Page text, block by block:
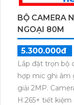
BỘ CAMERA
NGOẠI 80M
5.300.000đ
Lắp đặt trọn bộ
hợp mic ghi âm
giải 2MP.
H.265+ tiết